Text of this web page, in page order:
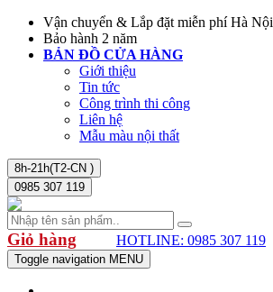
Vận chuyển & Lắp đặt miễn phí Hà Nội
Bảo hành 2 năm
BẢN ĐỒ CỬA HÀNG
Giới thiệu
Tin tức
Công trình thi công
Liên hệ
Mẫu màu nội thất
8h-21h(T2-CN )
0985 307 119
Giỏ hàng HOTLINE: 0985 307 119
Toggle navigation MENU